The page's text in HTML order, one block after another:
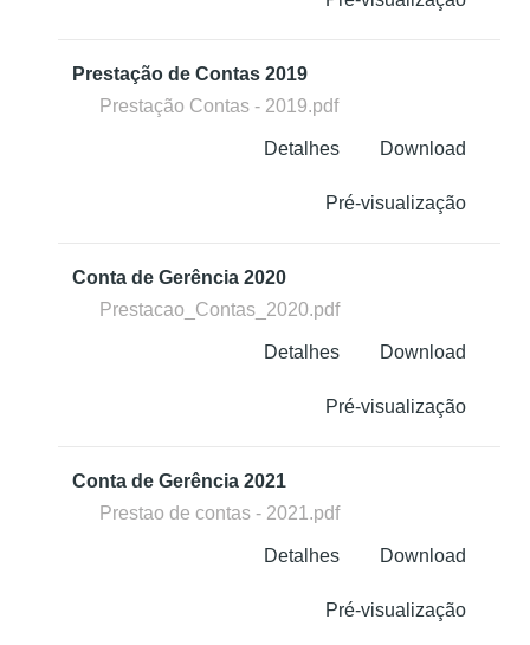
Prestação de Contas 2019
Prestação Contas - 2019.pdf
Download
Detalhes
Pré-visualização
Conta de Gerência 2020
Prestacao_Contas_2020.pdf
Download
Detalhes
Pré-visualização
Conta de Gerência 2021
Prestao de contas - 2021.pdf
Download
Detalhes
Pré-visualização